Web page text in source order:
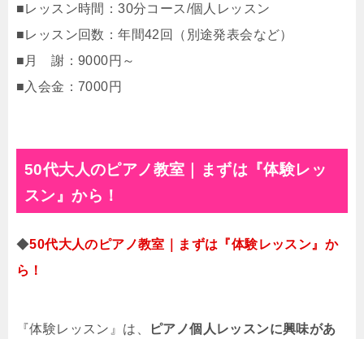
■レッスン時間：30分コース/個人レッスン
■レッスン回数：年間42回（別途発表会など）
■月 謝：9000円～
■入会金：7000円
50代大人のピアノ教室｜まずは『体験レッ
スン』から！
◆50代大人のピアノ教室｜まずは『体験レッスン』か
ら！
『体験レッスン』は、
ピアノ個人レッスンに興味があ